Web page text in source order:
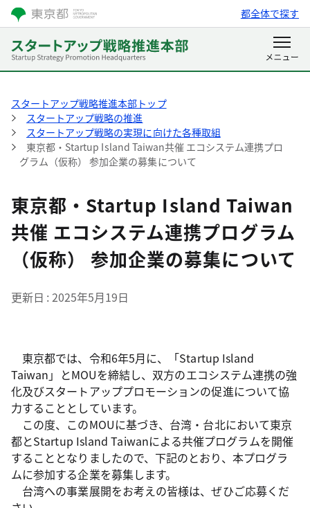
都全体で探す
スタートアップ戦略推進本部トップ
スタートアップ戦略の推進
スタートアップ戦略の実現に向けた各種取組
東京都・Startup Island Taiwan共催 エコシステム連携プロ
グラム（仮称） 参加企業の募集について
東京都・Startup Island Taiwan
共催 エコシステム連携プログラム
（仮称） 参加企業の募集について
更新日 2025年5月19日
東京都では、令和6年5月に、「Startup Island
Taiwan」とMOUを締結し、双方のエコシステム連携の強
化及びスタートアッププロモーションの促進について協
力することとしています。
この度、このMOUに基づき、台湾・台北において東京
都とStartup Island Taiwanによる共催プログラムを開催
することとなりましたので、下記のとおり、本プログラ
ムに参加する企業を募集します。
台湾への事業展開をお考えの皆様は、ぜひご応募くだ